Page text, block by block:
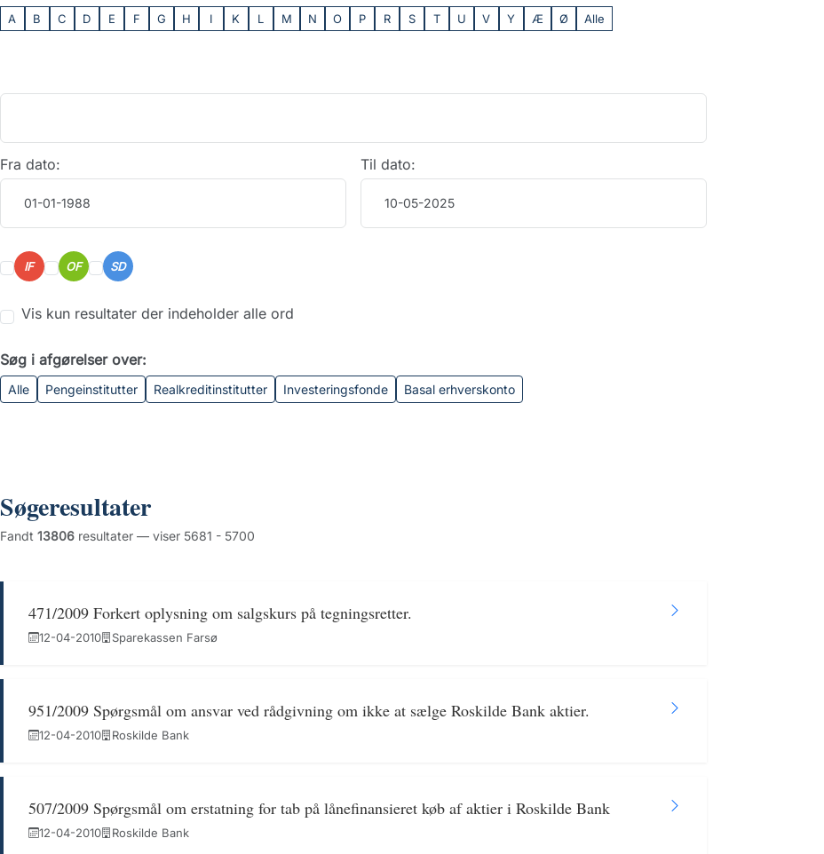
A B C D E F G H I K L M N O P R S T U V Y Æ Ø Alle
Fra dato: Til dato:
IF OF SD
Vis kun resultater der indeholder alle ord
Søg i afgørelser over:
Alle Pengeinstitutter Realkreditinstitutter Investeringsfonde Basal erhverskonto
Søgeresultater
Fandt 13806resultater — viser 5681 - 5700
471/2009 Forkert oplysning om salgskurs på tegningsretter.
12-04-2010 Sparekassen Farsø
951/2009 Spørgsmål om ansvar ved rådgivning om ikke at sælge Roskilde Bank aktier.
12-04-2010 Roskilde Bank
507/2009 Spørgsmål om erstatning for tab på lånefinansieret køb af aktier i Roskilde Bank
12-04-2010 Roskilde Bank